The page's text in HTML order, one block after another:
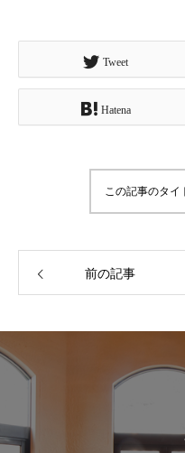
Tweet
Hatena
この記事のタイ
前の記事